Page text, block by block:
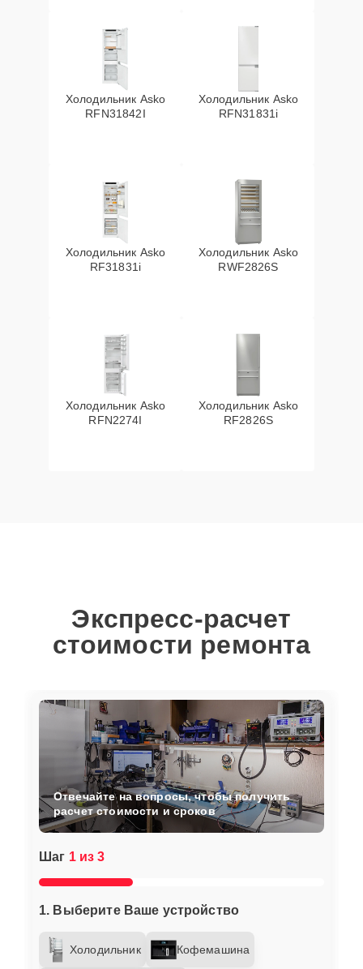
Холодильник Asko
RFN31842I
Холодильник Asko
RFN31831i
Холодильник Asko
RF31831i
Холодильник Asko
RWF2826S
Холодильник Asko
RFN2274I
Холодильник Asko
RF2826S
Экспресс-расчет
стоимости ремонта
Шаг 1 из 3
1. Выберите Ваше устройство
Холодильник Кофемашина
Отвечайте на вопросы, чтобы получить
расчет стоимости и сроков